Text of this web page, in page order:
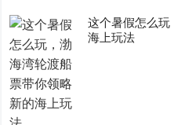
这个暑假怎么玩
海上玩法